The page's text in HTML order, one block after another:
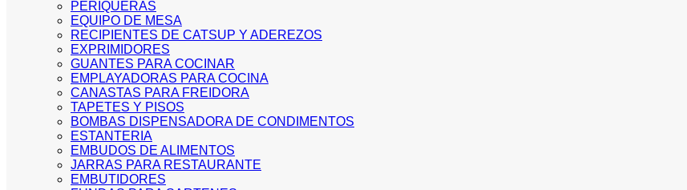
PERIQUERAS
EQUIPO DE MESA
RECIPIENTES DE CATSUP Y ADEREZOS
EXPRIMIDORES
GUANTES PARA COCINAR
EMPLAYADORAS PARA COCINA
CANASTAS PARA FREIDORA
TAPETES Y PISOS
BOMBAS DISPENSADORA DE CONDIMENTOS
ESTANTERIA
EMBUDOS DE ALIMENTOS
JARRAS PARA RESTAURANTE
EMBUTIDORES